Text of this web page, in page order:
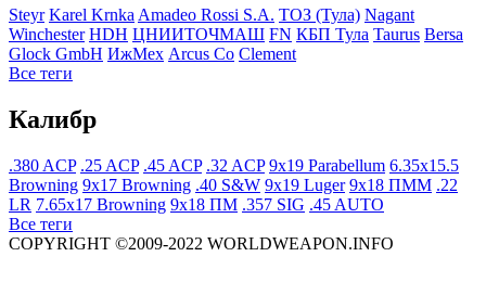
Steyr Karel KrnkaAmadeo Rossi S.A. ТОЗ (Тула) Nagant
Winchester HDH ЦНИИТОЧМАШ FN КБП Тула Taurus Bersa
Glock GmbH ИжМех Arcus Co Clement
Все теги
Калибр
.380 ACP .25 ACP .45 ACP .32 ACP 9x19 Parabellum 6.35x15.5
Browning 9x17 Browning .40 S&W 9x19 Luger 9x18 ПММ .22
LR 7.65x17 Browning 9x18 ПМ .357 SIG .45 AUTO
Все теги
COPYRIGHT ©2009-2022 WORLDWEAPON.INFO